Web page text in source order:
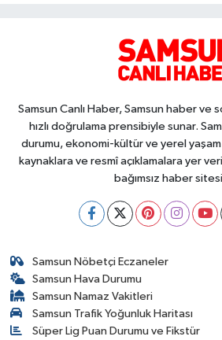
Samsun Canlı Haber, Samsun haber ve
hızlı doğrulama prensibiyle sunar.
durumu, ekonomi-kültür ve yerel
kaynaklara ve resmî açıklamalara yer
bağımsız haber
Samsun Nöbetçi Eczaneler
Samsun Hava Durumu
Samsun Namaz Vakitleri
Samsun Trafik Yoğunluk Haritası
Süper Lig Puan Durumu ve Fikstür